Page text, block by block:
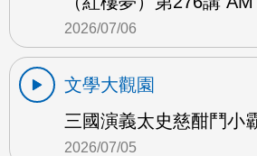
2026/07/06
文學大觀園
三國演義太史慈酣鬥小
2026/07/05